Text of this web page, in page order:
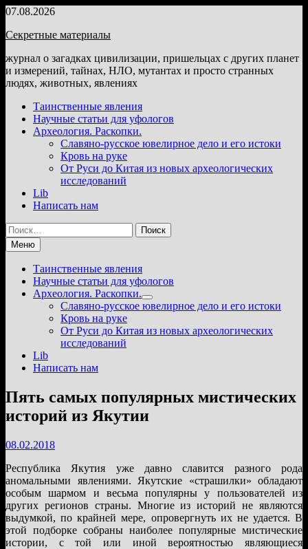
Перейти
содержимому
07.08.2026
Секретные материалы
журнал о загадках цивилизации, пришельцах с других планет
и измерений, тайнах, НЛО, мутантах и просто странных
людях, животных, явлениях
Таинственные явления
Научные статьи для уфологов
Археология. Раскопки.
Славяно-русское ювелирное дело и его истоки
Кровь на руке
От Руси до Китая из новых археологических
исследований
Lib
Написать нам
Найти:
Меню
Таинственные явления
Научные статьи для уфологов
Археология. Раскопки.
Показать
подменю
Славяно-русское ювелирное дело и его истоки
Кровь на руке
От Руси до Китая из новых археологических
исследований
Lib
Написать нам
Пять самых популярных мистических
историй из Якутии
08.02.2018
Республика Якутия уже давно славится разного рода
аномальными явлениями. Якутские «страшилки» обладают
особым шармом и весьма популярны у пользователей из
других регионов страны. Многие из историй не являются
выдумкой, по крайней мере, опровергнуть их не удается. В
этой подборке собраны наиболее популярные мистические
истории, с той или иной вероятностью являющиеся